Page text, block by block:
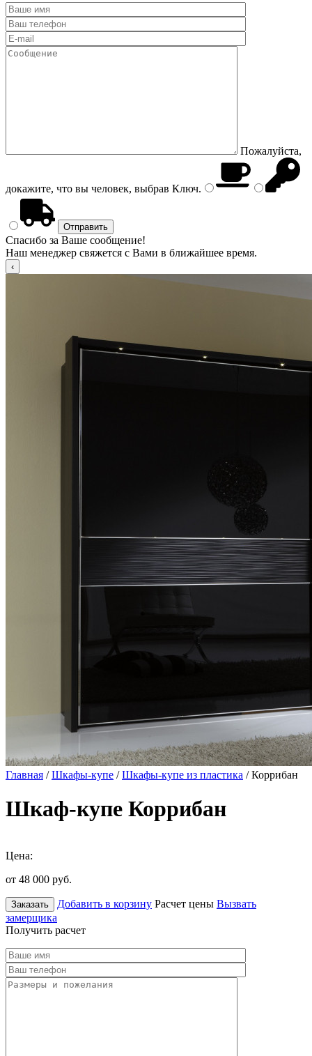
Пожалуйста,
докажите, что вы человек, выбрав Ключ.
Спасибо за Ваше сообщение!
Наш менеджер свяжется с Вами в ближайшее время.
Главная /Шкафы-купе /Шкафы-купе из пластика / Коррибан
Шкаф-купе Коррибан
Цена:
от 48 000 руб.
Заказать Добавить в корзину Расчет цены Вызвать
замерщика
Получить расчет